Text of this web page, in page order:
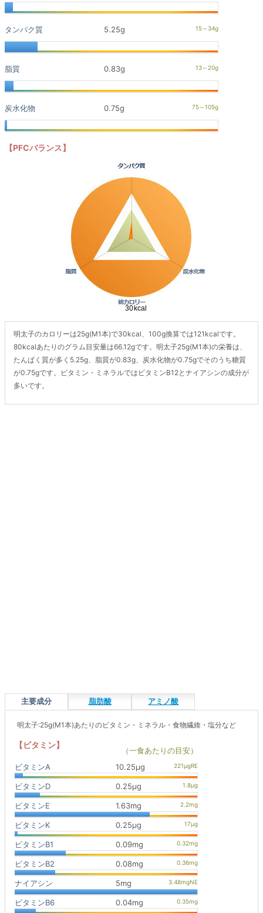
タンパク質 5.25g
脂質 0.83g
炭水化物 0.75g
【PFCバランス】
明太子のカロリーは25g(M1本)で30kcal、100g換算では121kcalです。
80kcalあたりのグラム目安量は66.12gです。明太子25g(M1本)の栄養は、
たんぱく質が多く5.25g、脂質が0.83g、炭水化物が0.75gでそのうち糖質
が0.75gです。ビタミン・ミネラルではビタミンB12とナイアシンの成分が
多いです。
主要成分 脂肪酸 アミノ酸
明太子:25g(M1本)あたりのビタミン・ミネラル・食物繊維・塩分など
【ビタミン】
（一食あたりの目安）
ビタミンA
10.25μg
ビタミンD 0.25μg
ビタミンE 1.63mg
ビタミンK 0.25μg
ビタミンB1 0.09mg
ビタミンB2 0.08mg
ナイアシン 5mg
ビタミンB6 0.04mg